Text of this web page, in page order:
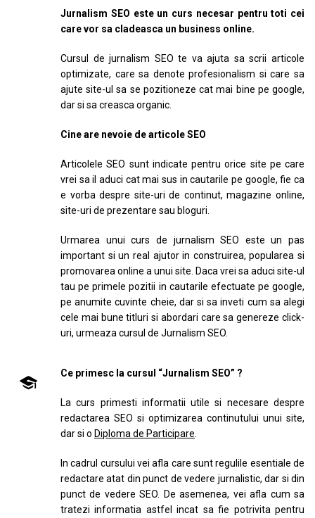
Jurnalism SEO este un curs necesar pentru toti cei
care vor sa cladeasca un business online.
Cursul de jurnalism SEO te va ajuta sa scrii articole
optimizate, care sa denote profesionalism si care sa
ajute site-ul sa se pozitioneze cat mai bine pe google,
dar si sa creasca organic.
Cine are nevoie de articole SEO
Articolele SEO sunt indicate pentru orice site pe care
vrei sa il aduci cat mai sus in cautarile pe google, fie ca
e vorba despre site-uri de continut, magazine online,
site-uri de prezentare sau bloguri.
Urmarea unui curs de jurnalism SEO este un pas
important si un real ajutor in construirea, popularea si
promovarea online a unui site. Daca vrei sa aduci site-ul
tau pe primele pozitii in cautarile efectuate pe google,
pe anumite cuvinte cheie, dar si sa inveti cum sa alegi
cele mai bune titluri si abordari care sa genereze click-
uri, urmeaza cursul de Jurnalism SEO.
Ce primesc la cursul “Jurnalism SEO” ?
La curs primesti informatii utile si necesare despre
redactarea SEO si optimizarea continutului unui site,
dar si o Diploma de Participare
In cadrul cursului vei afla care sunt regulile esentiale de
redactare atat din punct de vedere jurnalistic, dar si din
punct de vedere SEO. De asemenea, vei afla cum sa
tratezi informatia astfel incat sa fie potrivita pentru